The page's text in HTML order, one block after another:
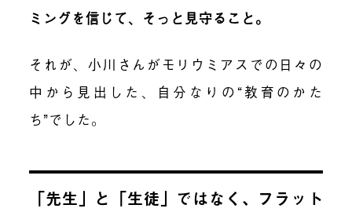
ミングを信じて、そっと見守ること。
それが、小川さんがモリウミアスでの日々の
中から見出した、自分なりの“教育のかた
ち”でした。
「先生」と「生徒」ではなく、フラット